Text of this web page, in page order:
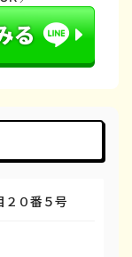
¥66,600
¥29,600
¥58,100
２０番５号